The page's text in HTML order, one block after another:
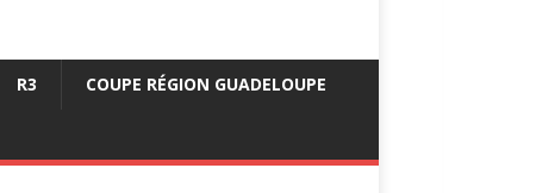
R3 COUPE RÉGION GUADELOUPE